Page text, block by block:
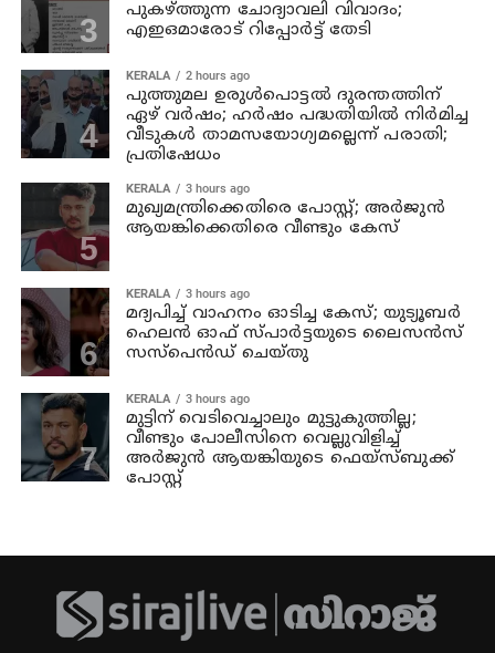
പുകഴ്ത്തുന്ന ചോദ്യാവലി വിവാദം;
എഇഒമാരോട് റിപ്പോര്‍ട്ട് തേടി
KERALA 2 hours ago
പുത്തുമല ഉരുള്‍പൊട്ടല്‍ ദുരന്തത്തിന്
ഏഴ് വര്‍ഷം; ഹര്‍ഷം പദ്ധതിയില്‍ നിര്‍മിച്ച
വീടുകള്‍ താമസയോഗ്യമല്ലെന്ന് പരാതി;
പ്രതിഷേധം
KERALA 3 hours ago
മുഖ്യമന്ത്രിക്കെതിരെ പോസ്റ്റ്; അര്‍ജുന്‍
ആയങ്കിക്കെതിരെ വീണ്ടും കേസ്
KERALA 3 hours ago
മദ്യപിച്ച് വാഹനം ഓടിച്ച കേസ്; യുട്യൂബര്‍
ഹെലന്‍ ഓഫ് സ്പാര്‍ട്ടയുടെ ലൈസന്‍സ്
സസ്പെന്‍ഡ് ചെയ്തു
KERALA 3 hours ago
മുട്ടിന് വെടിവെച്ചാലും മുട്ടുകുത്തില്ല;
വീണ്ടും പോലീസിനെ വെല്ലുവിളിച്ച്
അര്‍ജുന്‍ ആയങ്കിയുടെ ഫെയ്‌സ്ബുക്ക്
പോസ്റ്റ്